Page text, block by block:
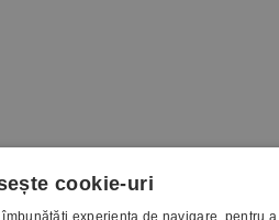
cookie-uri
experiența de navigare, pentru